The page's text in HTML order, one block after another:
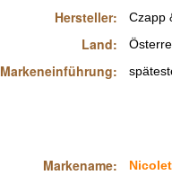
Hersteller:
Land:
Markeneinführung:
Czapp
Markename:
Nicolet